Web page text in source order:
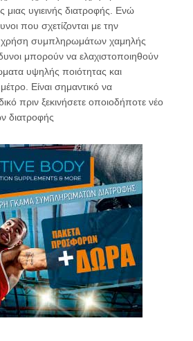
μιας υγιεινής διατροφής. Ενώ
που σχετίζονται με την
συμπληρωμάτων χαμηλής
μπορούν να ελαχιστοποιηθούν
υψηλής ποιότητας και
Είναι σημαντικό να
πριν ξεκινήσετε οποιοδήποτε νέο
διατροφής